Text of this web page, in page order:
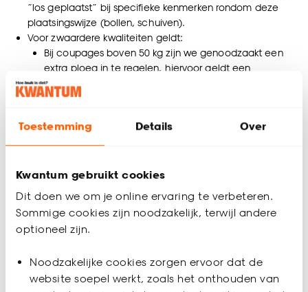
Toestemming Details Over
Kwantum gebruikt cookies
Dit doen we om je online ervaring te verbeteren.
Sommige cookies zijn noodzakelijk, terwijl andere
optioneel zijn.
Noodzakelijke cookies zorgen ervoor dat de
website soepel werkt, zoals het onthouden van
“los geplaatst” bij specifieke kenmerken rondom deze
plaatsingswijze (bollen, schuiven).
Voor zwaardere kwaliteiten geldt:
Bij coupages boven 50 kg zijn we genoodzaakt een
extra ploeg in te regelen, hiervoor geldt een
meerprijs.
Coupages boven 100 kg leveren en plaatsen we niet.
daarvoor ingepland? Lees hier dan rustig na welke
voorbereidingen we je vragen te treffen zodat onze
medewerkers zo goed en snel mogelijk hun werk kunnen
verrichten. Dan is de klus zó geklaard!
kamertemperatuur (minimaal 17oC) is.
Heb je gekozen voor tapijt of vinyl? Onze medewerker